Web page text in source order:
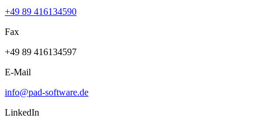
+49 89 416134590
Fax
+49 89 416134597
E-Mail
info@pad-software.de
LinkedIn